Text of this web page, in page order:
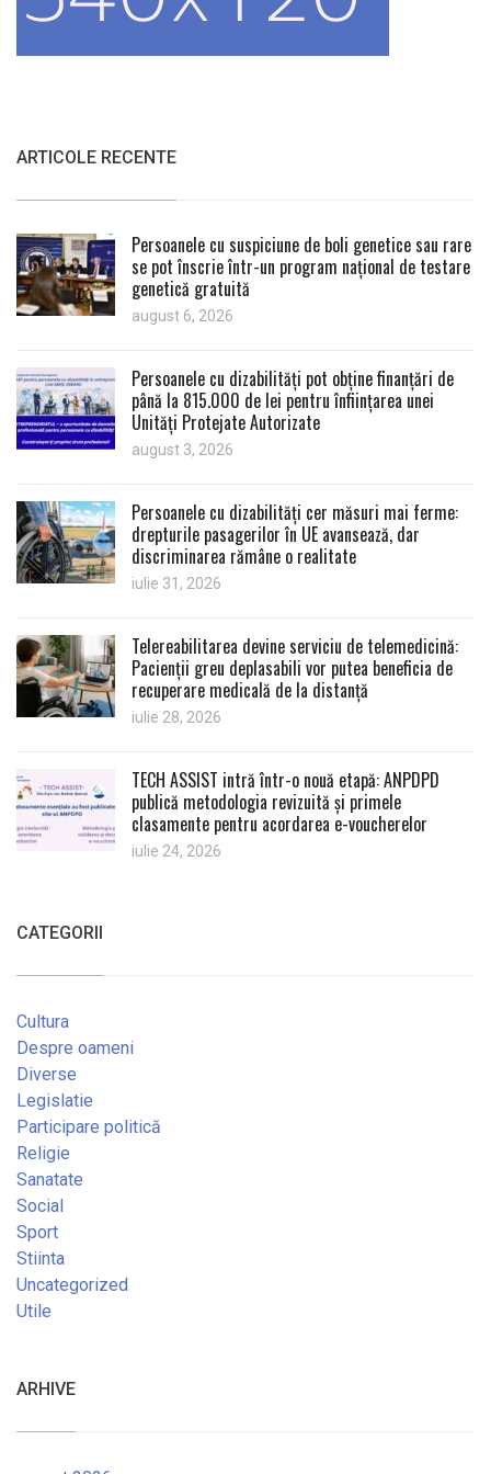
ARTICOLE RECENTE
Persoanele cu suspiciune de boli genetice sau rare
se pot înscrie într-un program național de testare
genetică gratuită
august 6, 2026
Persoanele cu dizabilități pot obține finanțări de
până la 815.000 de lei pentru înființarea unei
Unități Protejate Autorizate
august 3, 2026
Persoanele cu dizabilități cer măsuri mai ferme:
drepturile pasagerilor în UE avansează, dar
discriminarea rămâne o realitate
iulie 31, 2026
Telereabilitarea devine serviciu de telemedicină:
Pacienții greu deplasabili vor putea beneficia de
recuperare medicală de la distanță
iulie 28, 2026
TECH ASSIST intră într-o nouă etapă: ANPDPD
publică metodologia revizuită și primele
clasamente pentru acordarea e-voucherelor
iulie 24, 2026
CATEGORII
Cultura
Despre oameni
Diverse
Legislatie
Participare politică
Religie
Sanatate
Social
Sport
Stiinta
Uncategorized
Utile
ARHIVE